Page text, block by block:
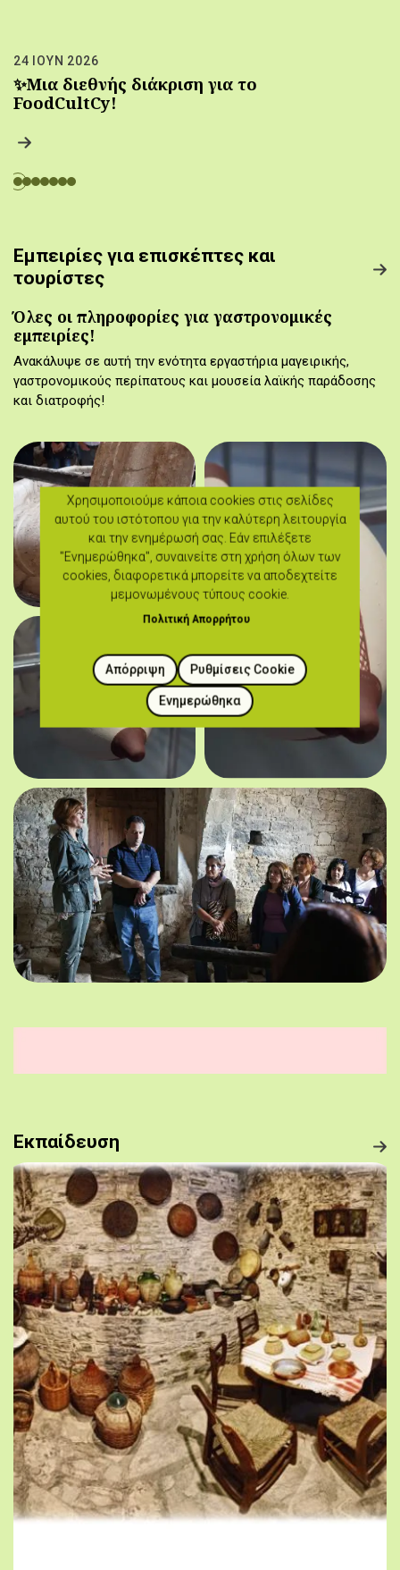
24 ΙΟΥΝ 2026
✨Μια διεθνής διάκριση για το
FoodCultCy!
Εμπειρίες για επισκέπτες και
τουρίστες
Όλες οι πληροφορίες για γαστρονομικές
εμπειρίες!
Ανακάλυψε σε αυτή την ενότητα εργαστήρια μαγειρικής,
γαστρονομικούς περίπατους και μουσεία λαϊκής παράδοσης
και διατροφής!
Εκπαίδευση
Χρησιμοποιούμε κάποια cookies στις σελίδες
αυτού του ιστότοπου για την καλύτερη λειτουργία
και την ενημέρωσή σας. Εάν επιλέξετε
"Ενημερώθηκα", συναινείτε στη χρήση όλων των
cookies, διαφορετικά μπορείτε να αποδεχτείτε
μεμονωμένους τύπους cookie.
Πολιτική Απορρήτου
Ρυθμίσεις Cookie
Απόρριψη
Ενημερώθηκα